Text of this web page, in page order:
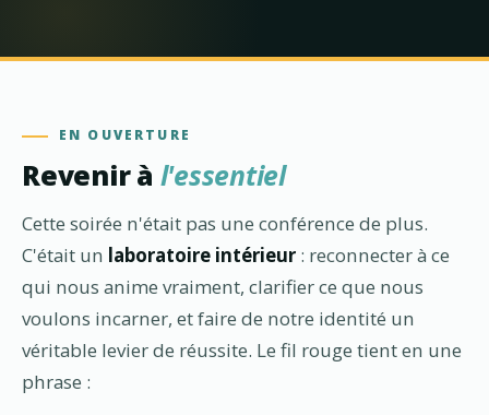
EN OUVERTURE
Revenir à l'essentiel
Cette soirée n'était pas une conférence de plus.
C'était un laboratoire intérieur : reconnecter à ce
qui nous anime vraiment, clarifier ce que nous
voulons incarner, et faire de notre identité un
véritable levier de réussite. Le fil rouge tient en une
phrase :